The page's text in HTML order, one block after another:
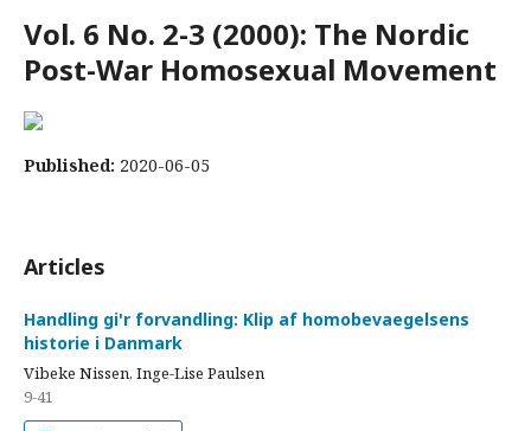
Vol. 6 No. 2-3 (2000): The Nordic
Post-War Homosexual Movement
Published: 2020-06-05
Articles
Handling gi'r forvandling: Klip af homobevaegelsens
historie i Danmark
Vibeke Nissen, Inge-Lise Paulsen
9-41